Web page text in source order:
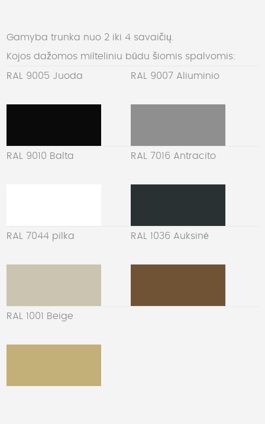
Gamyba trunka nuo 2 iki 4 savaičių.
Kojos dažomos milteliniu būdu šiomis spalvomis:
RAL 9005 Juoda RAL 9007 Aliuminio
RAL 9010 Balta RAL 7016 Antracito
RAL 7044 pilka RAL 1036 Auksinė
RAL 1001 Beige